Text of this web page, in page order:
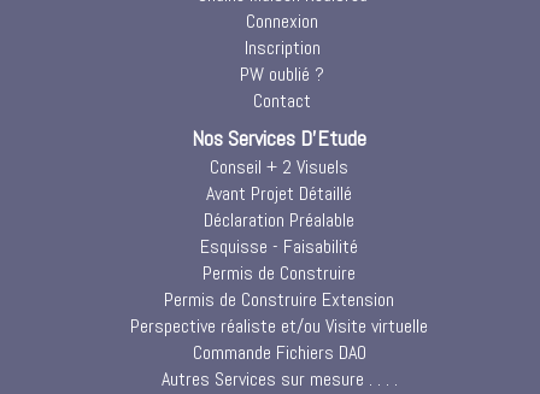
Connexion
Inscription
PW oublié ?
Contact
Nos Services D'Etude
Conseil + 2 Visuels
Avant Projet Détaillé
Déclaration Préalable
Esquisse - Faisabilité
Permis de Construire
Permis de Construire Extension
Perspective réaliste et/ou Visite virtuelle
Commande Fichiers DAO
Autres Services sur mesure . . . .